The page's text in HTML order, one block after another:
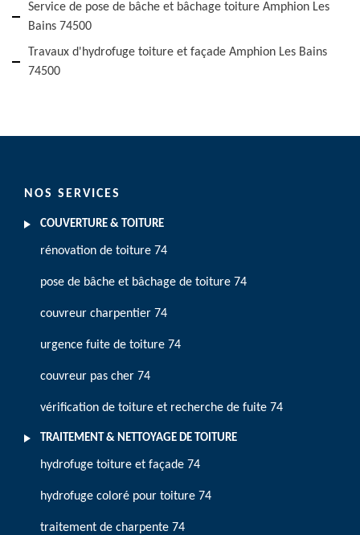
Service de pose de bâche et bâchage toiture Amphion Les
Bains 74500
Travaux d'hydrofuge toiture et façade Amphion Les Bains
74500
NOS SERVICES
COUVERTURE & TOITURE
rénovation de toiture 74
pose de bâche et bâchage de toiture 74
couvreur charpentier 74
urgence fuite de toiture 74
couvreur pas cher 74
vérification de toiture et recherche de fuite 74
TRAITEMENT & NETTOYAGE DE TOITURE
hydrofuge toiture et façade 74
hydrofuge coloré pour toiture 74
traitement de charpente 74